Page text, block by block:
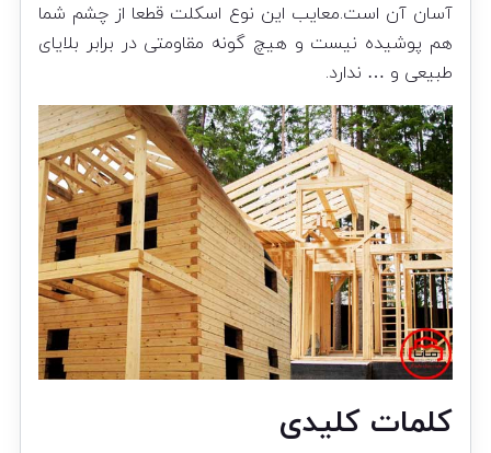
آسان آن است.معایب این نوع اسکلت قطعا از چشم شما
هم پوشیده نیست و هیچ گونه مقاومتی در برابر بلایای
طبیعی و … ندارد.
کلمات کلیدی